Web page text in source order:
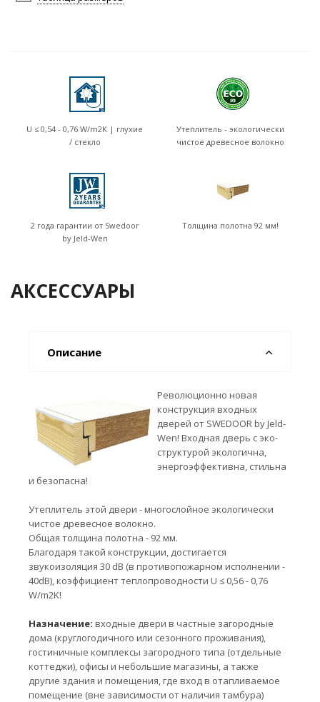
U ≤ 0,54 - 0,76 W/m2K | глухие
/ стекло
Утеплитель - экологически
чистое древесное волокно
2 года гарантии от Swedoor
by Jeld-Wen
Толщина полотна 92 мм!
АКСЕССУАРЫ
Описание
Революционно новая
конструкция входных
дверей от SWEDOOR by Jeld-
Wen! Входная дверь с эко-
структурой экологична,
энергоэффективна, стильна
и безопасна!
Утеплитель этой двери - многослойное экологически
чистое древесное волокно.
Общая толщина полотна - 92 мм.
Благодаря такой конструкции, достигается
звукоизоляция 30 dB (в противопожарном исполнении -
40dB), коэффициент теплопроводности U ≤ 0,56 - 0,76
W/m2K!
Назначение: входные двери в частные загородные
дома (круглогодичного или сезонного проживания),
гостиничные комплексы загородного типа (отдельные
коттеджи), офисы и небольшие магазины, а также
другие здания и помещения, где вход в отапливаемое
помещение (вне зависимости от наличия тамбура)